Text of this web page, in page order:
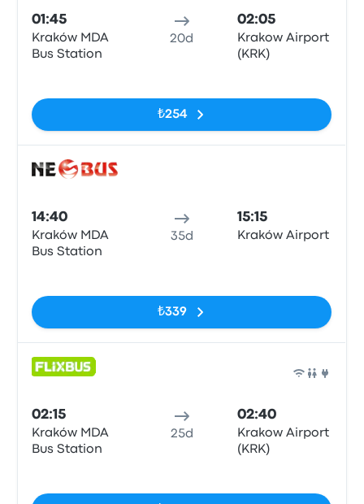
01:45
Kraków MDA
Bus Station
20d
02:05
Krakow Airport
(KRK)
₺254
14:40
Kraków MDA
Bus Station
35d
15:15
Kraków Airport
₺339
02:15
Kraków MDA
Bus Station
25d
02:40
Krakow Airport
(KRK)